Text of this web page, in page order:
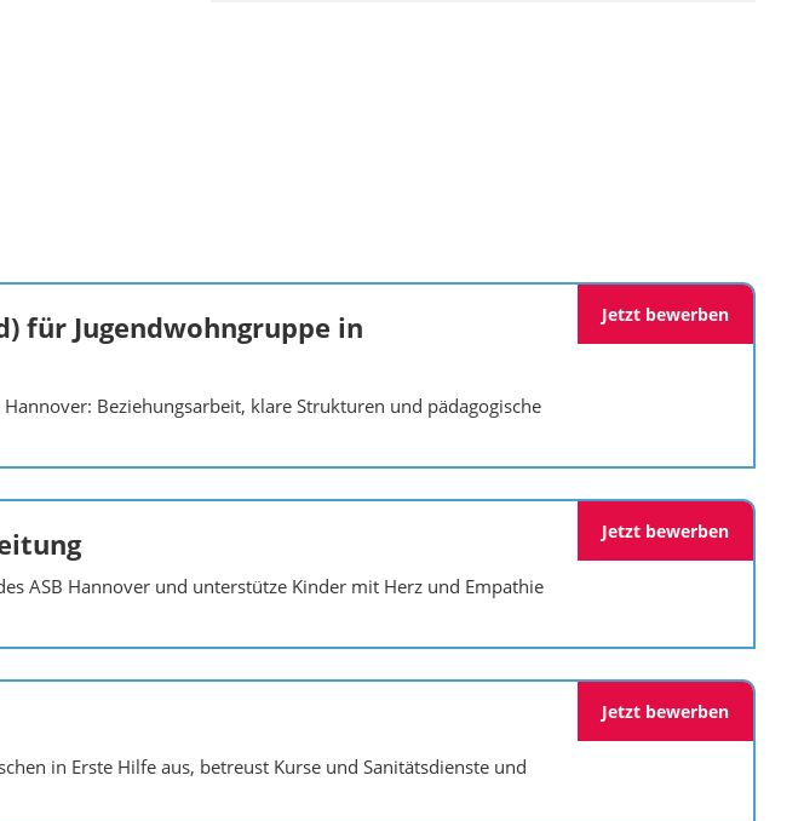
für Jugendwohngruppe in
Beziehungsarbeit, klare Strukturen und pädagogische
Jetzt bewerben
ASB Hannover und unterstütze Kinder mit Herz und Empathie
Jetzt bewerben
in Erste Hilfe aus, betreust Kurse und Sanitätsdienste und
Jetzt bewerben